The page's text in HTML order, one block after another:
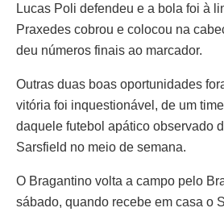
Lucas Poli defendeu e a bola foi à
Praxedes cobrou e colocou na
deu números finais ao marcador.
Outras duas boas oportunidades
vitória foi inquestionável, de um
daquele futebol apático observado
Sarsfield no meio de semana.
O Bragantino volta a campo pelo
sábado, quando recebe em casa o